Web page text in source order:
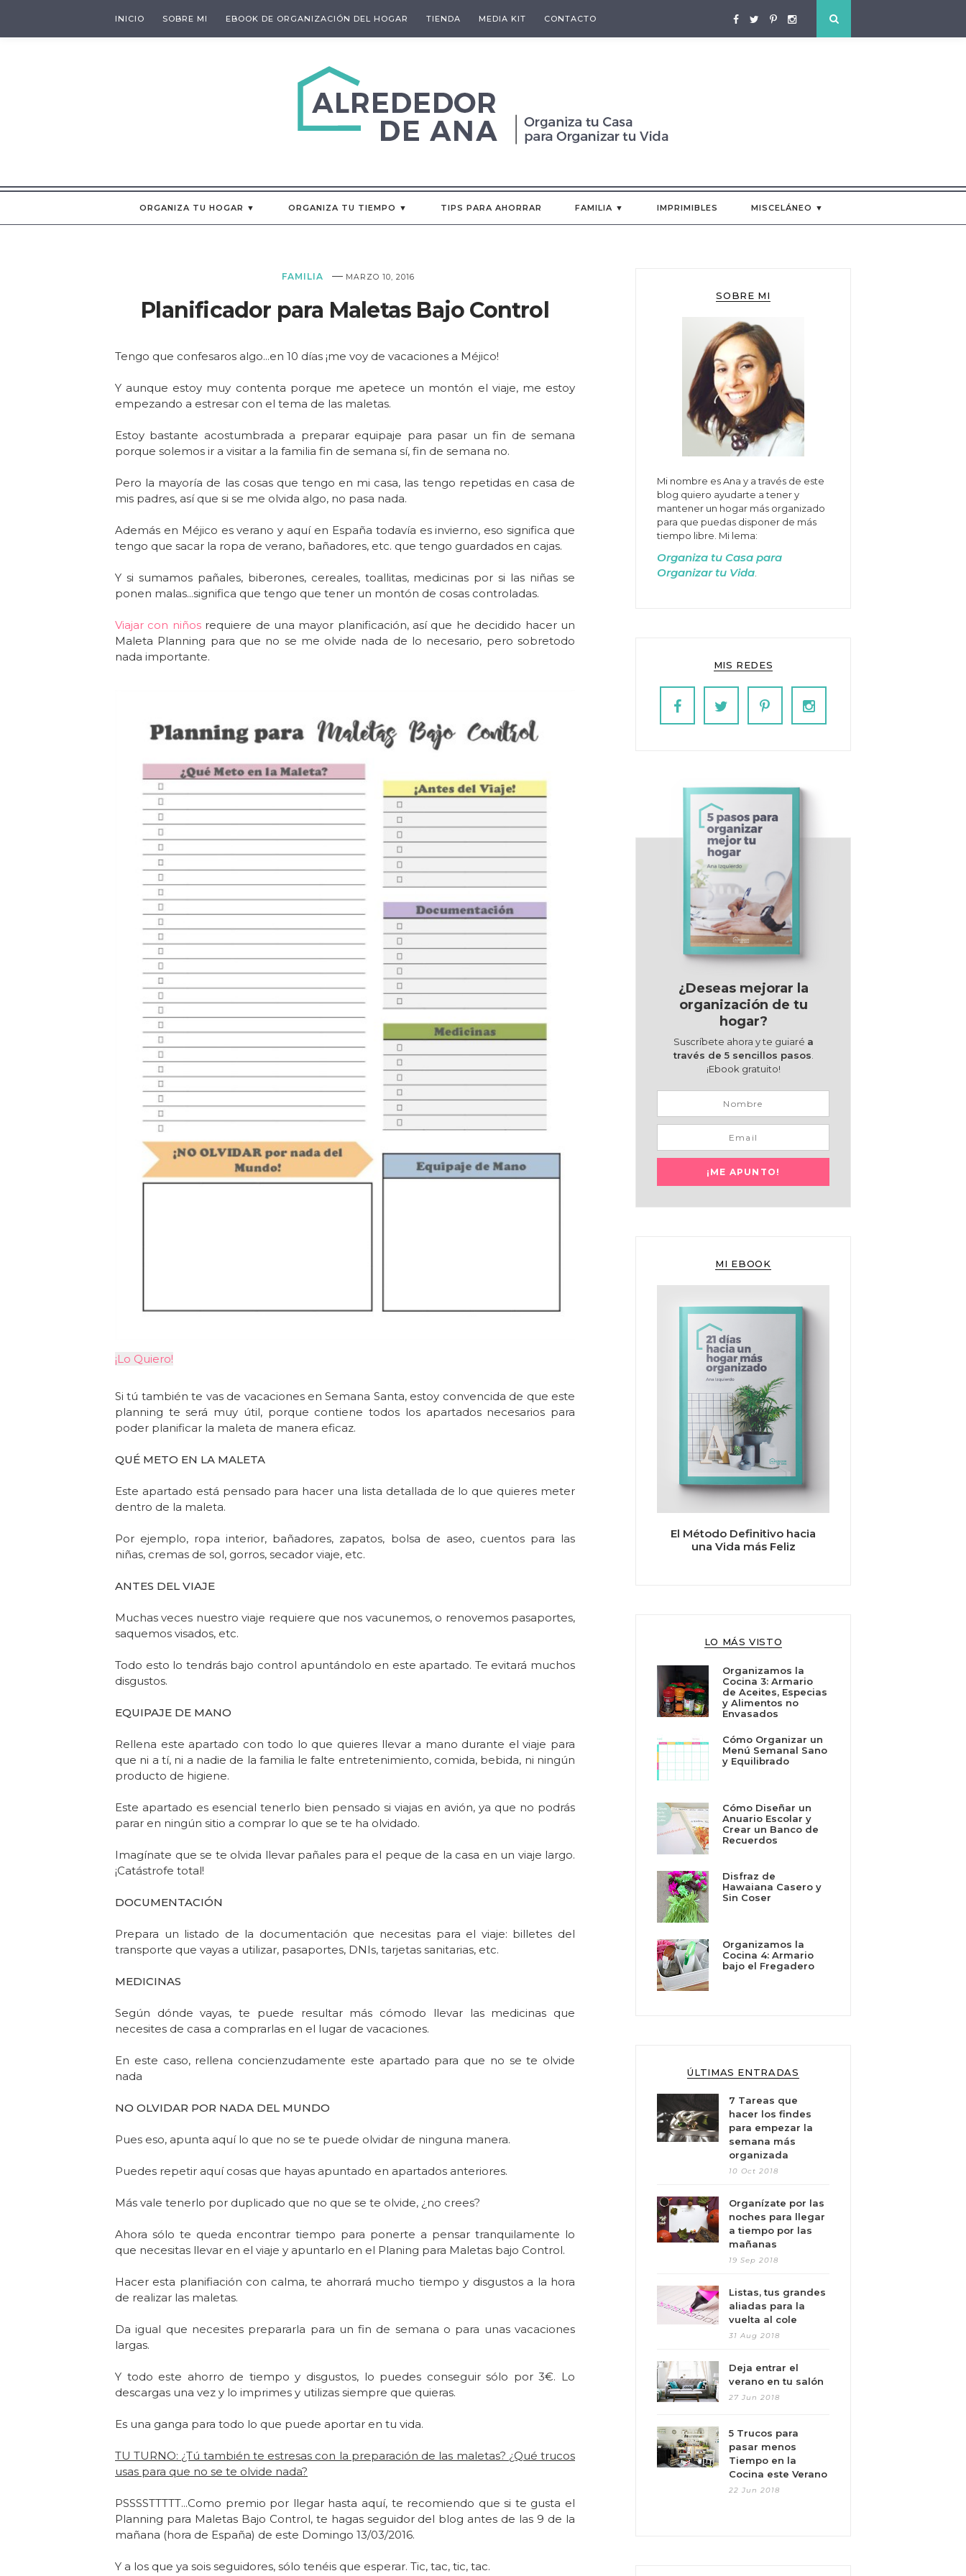
INICIO SOBRE MI EBOOK DE ORGANIZACIÓN DEL HOGAR TIENDA MEDIA KIT CONTACTO
ORGANIZA TU HOGAR ▼ ORGANIZA TU TIEMPO ▼ TIPS PARA AHORRAR FAMILIA ▼ IMPRIMIBLES MISCELÁNEO ▼
FAMILIA — MARZO 10, 2016
Planificador para Maletas Bajo Control
Tengo que confesaros algo...en 10 días ¡me voy de vacaciones a Méjico!
Y aunque estoy muy contenta porque me apetece un montón el viaje, me estoy
empezando a estresar con el tema de las maletas.
Estoy bastante acostumbrada a preparar equipaje para pasar un fin de semana
porque solemos ir a visitar a la familia fin de semana sí, fin de semana no.
Pero la mayoría de las cosas que tengo en mi casa, las tengo repetidas en casa de
mis padres, así que si se me olvida algo, no pasa nada.
Además en Méjico es verano y aquí en España todavía es invierno, eso significa que
tengo que sacar la ropa de verano, bañadores, etc. que tengo guardados en cajas.
Y si sumamos pañales, biberones, cereales, toallitas, medicinas por si las niñas se
ponen malas...significa que tengo que tener un montón de cosas controladas.
Viajar con niñosrequiere de una mayor planificación, así que he decidido hacer un
Maleta Planning para que no se me olvide nada de lo necesario, pero sobretodo
nada importante.
¡Lo Quiero!
Si tú también te vas de vacaciones en Semana Santa, estoy convencida de que este
planning te será muy útil, porque contiene todos los apartados necesarios para
poder planificar la maleta de manera eficaz.
QUÉ METO EN LA MALETA
Este apartado está pensado para hacer una lista detallada de lo que quieres meter
dentro de la maleta.
Por ejemplo, ropa interior, bañadores, zapatos, bolsa de aseo, cuentos para las
niñas, cremas de sol, gorros, secador viaje, etc.
ANTES DEL VIAJE
Muchas veces nuestro viaje requiere que nos vacunemos, o renovemos pasaportes,
saquemos visados, etc.
Todo esto lo tendrás bajo control apuntándolo en este apartado. Te evitará muchos
disgustos.
EQUIPAJE DE MANO
Rellena este apartado con todo lo que quieres llevar a mano durante el viaje para
que ni a tí, ni a nadie de la familia le falte entretenimiento, comida, bebida, ni ningún
producto de higiene.
Este apartado es esencial tenerlo bien pensado si viajas en avión, ya que no podrás
parar en ningún sitio a comprar lo que se te ha olvidado.
Imagínate que se te olvida llevar pañales para el peque de la casa en un viaje largo.
¡Catástrofe total!
DOCUMENTACIÓN
Prepara un listado de la documentación que necesitas para el viaje: billetes del
transporte que vayas a utilizar, pasaportes, DNIs, tarjetas sanitarias, etc.
MEDICINAS
Según dónde vayas, te puede resultar más cómodo llevar las medicinas que
necesites de casa a comprarlas en el lugar de vacaciones.
En este caso, rellena concienzudamente este apartado para que no se te olvide
nada
NO OLVIDAR POR NADA DEL MUNDO
Pues eso, apunta aquí lo que no se te puede olvidar de ninguna manera.
Puedes repetir aquí cosas que hayas apuntado en apartados anteriores.
Más vale tenerlo por duplicado que no que se te olvide, ¿no crees?
Ahora sólo te queda encontrar tiempo para ponerte a pensar tranquilamente lo
que necesitas llevar en el viaje y apuntarlo en el Planing para Maletas bajo Control.
Hacer esta planifiación con calma, te ahorrará mucho tiempo y disgustos a la hora
de realizar las maletas.
Da igual que necesites prepararla para un fin de semana o para unas vacaciones
largas.
Y todo este ahorro de tiempo y disgustos, lo puedes conseguir sólo por 3€. Lo
descargas una vez y lo imprimes y utilizas siempre que quieras.
Es una ganga para todo lo que puede aportar en tu vida.
TU TURNO: ¿Tú también te estresas con la preparación de las maletas? ¿Qué trucos
usas para que no se te olvide nada?
PSSSSTTTTT...Como premio por llegar hasta aquí, te recomiendo que si te gusta el
Planning para Maletas Bajo Control, te hagas seguidor del blog antes de las 9 de la
mañana (hora de España) de este Domingo 13/03/2016.
Y a los que ya sois seguidores, sólo tenéis que esperar. Tic, tac, tic, tac.
SOBRE MI
Mi nombre es Ana y a través de este
blog quiero ayudarte a tener y
mantener un hogar más organizado
para que puedas disponer de más
tiempo libre. Mi lema:
Organiza tu Casa para
Organizar tu Vida
MIS REDES
¿Deseas mejorar la
organización de tu
hogar?
Suscríbete ahora y te guiaré a
través de 5 sencillos pasos.
¡Ebook gratuito!
MI EBOOK
El Método Definitivo hacia
una Vida más Feliz
LO MÁS VISTO
Organizamos la
Cocina 3: Armario
de Aceites, Especias
y Alimentos no
Envasados
Cómo Organizar un
Menú Semanal Sano
y Equilibrado
Cómo Diseñar un
Anuario Escolar y
Crear un Banco de
Recuerdos
Disfraz de
Hawaiana Casero y
Sin Coser
Organizamos la
Cocina 4: Armario
bajo el Fregadero
ÚLTIMAS ENTRADAS
7 Tareas que
hacer los findes
para empezar la
semana más
organizada
10 Oct 2018
Organízate por las
noches para llegar
a tiempo por las
mañanas
19 Sep 2018
Listas, tus grandes
aliadas para la
vuelta al cole
31 Aug 2018
Deja entrar el
verano en tu salón
27 Jun 2018
5 Trucos para
pasar menos
Tiempo en la
Cocina este Verano
22 Jun 2018